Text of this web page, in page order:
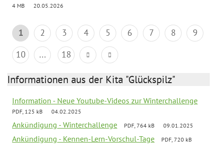
4 MB
20.05.2026
1 2 3 4 5 6 7 8
9
10
... 18
Informationen aus der Kita "Glückspilz"
Information - Neue Youtube-Videos zur Winterchallenge
PDF, 125 kB 04.02.2025
Ankündigung - Winterchallenge PDF, 764 kB 09.01.2025
Ankündigung - Kennen-Lern-Vorschul-Tage
PDF, 720 kB